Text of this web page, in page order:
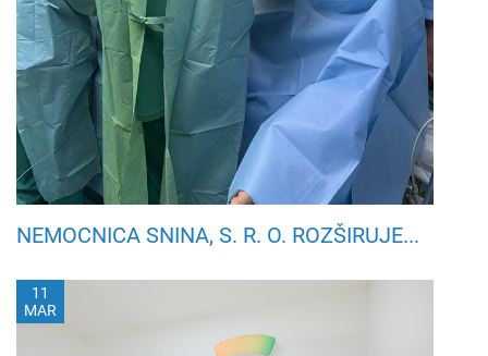
NEMOCNICA SNINA, S. R. O. ROZŠIRUJE...
11
MAR